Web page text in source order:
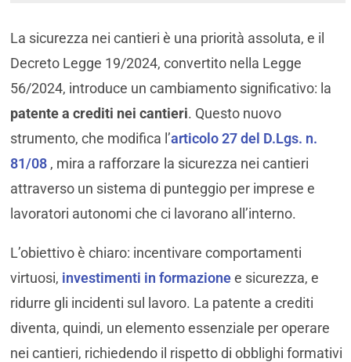
La sicurezza nei cantieri è una priorità assoluta, e il
Decreto Legge 19/2024, convertito nella Legge
56/2024, introduce un cambiamento significativo: la
patente a crediti nei cantieri. Questo nuovo
strumento, che modifica l’articolo 27 del D.Lgs. n.
81/08 , mira a rafforzare la sicurezza nei cantieri
attraverso un sistema di punteggio per imprese e
lavoratori autonomi che ci lavorano all’interno.
L’obiettivo è chiaro: incentivare comportamenti
virtuosi, investimenti in formazionee sicurezza, e
ridurre gli incidenti sul lavoro. La patente a crediti
diventa, quindi, un elemento essenziale per operare
nei cantieri, richiedendo il rispetto di obblighi formativi